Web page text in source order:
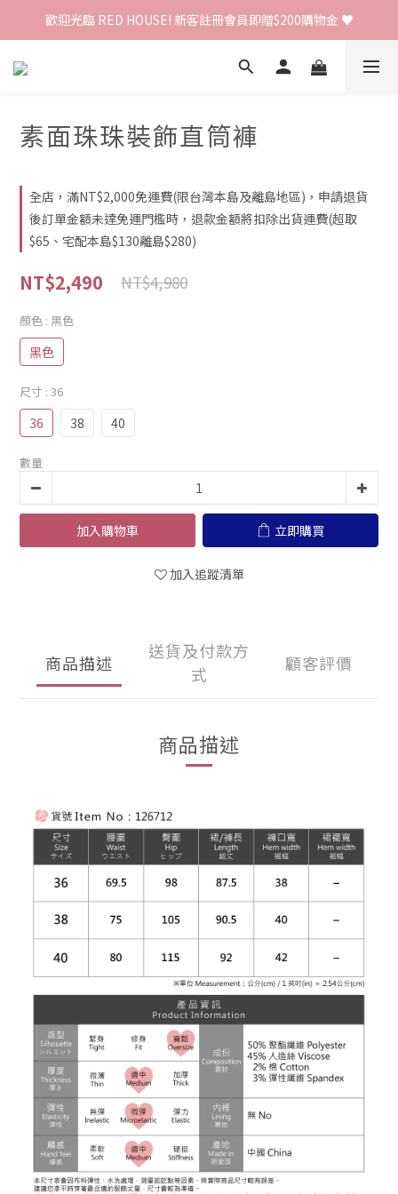
歡迎光臨 RED HOUSE! 新客註冊會員即贈$200購物金 ♥
歡迎光臨 RED HOUSE! 新客註冊會員即贈$200購物金 ♥
全館單筆訂單滿 $2000 免運 🚚
素面珠珠裝飾直筒褲
全店，滿NT$2,000免運費(限台灣本島及離島地區)，申請退貨
後訂單金額未達免運門檻時，退款金額將扣除出貨運費(超取
$65、宅配本島$130離島$280)
NT$2,490 NT$4,980
顏色 : 黑色
黑色
尺寸 : 36
36 38 40
數量
加入購物車 立即購買
加入追蹤清單
商品描述
送貨及付款方
式
顧客評價
商品描述